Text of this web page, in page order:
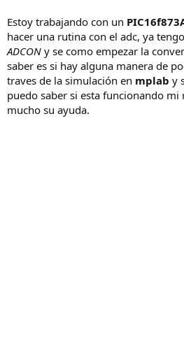
i
o
Estoy trabajando con un
hacer una rutina con el adc, ya
ADCON y se como empezar la
saber es si hay alguna manera de
traves de la simulación en mplab y
puedo saber si esta funcionando mi
mucho su ayuda.